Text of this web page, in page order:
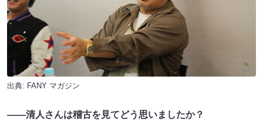
出典: FANY マガジン
――清人さんは稽古を見てどう思いましたか？